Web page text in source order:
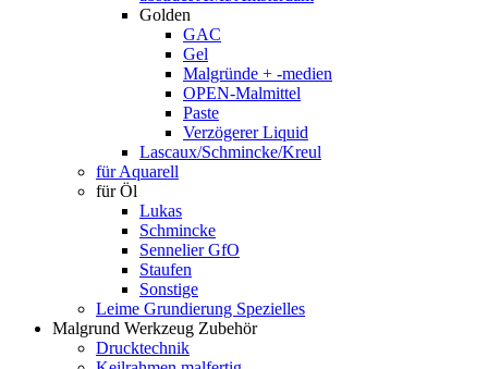
Golden
GAC
Gel
Malgründe + -medien
OPEN-Malmittel
Paste
Verzögerer Liquid
Lascaux/Schmincke/Kreul
für Aquarell
für Öl
Lukas
Schmincke
Sennelier GfO
Staufen
Sonstige
Leime Grundierung Spezielles
Malgrund Werkzeug Zubehör
Drucktechnik